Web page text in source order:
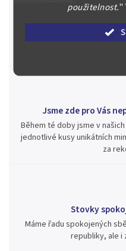
použitelnost."
Špičkové
Náš kolektiv specialistů a
Posoudíme kvalitu a pravost
aukci nebo Vám
Jsme zde pro Vás
Během té doby jsme v
jednotlivé kusy unikátních
za
Stovky
Máme řadu spokojených
republiky, ale i